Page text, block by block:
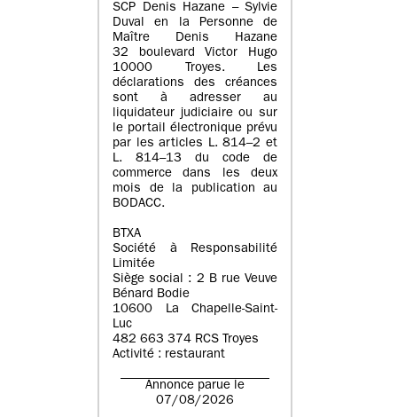
SCP Denis Hazane – Sylvie
Duval en la Personne de
Maître Denis Hazane
32 boulevard Victor Hugo
10000 Troyes. Les
déclarations des créances
sont à adresser au
liquidateur judiciaire ou sur
le portail électronique prévu
par les articles L. 814–2 et
L. 814–13 du code de
commerce dans les deux
mois de la publication au
BODACC.
BTXA
Société à Responsabilité
Limitée
Siège social : 2 B rue Veuve
Bénard Bodie
10600 La Chapelle-Saint-
Luc
482 663 374 RCS Troyes
Activité : restaurant
Annonce parue le
07/08/2026